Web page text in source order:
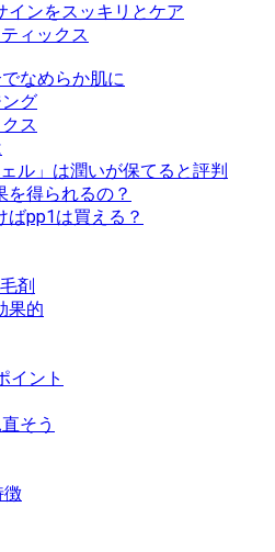
インをスッキリとケア
ィックス
なめらか肌に
グ
ス
ル」は潤いが保てると評判
得られるの？
pp1は買える？
剤
果的
イント
そう
徴